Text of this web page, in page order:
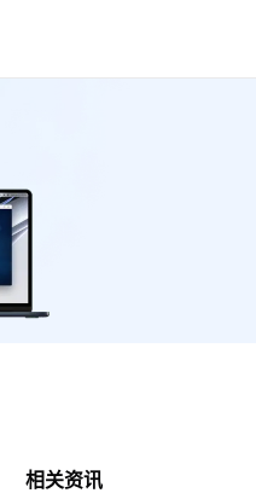
相关资讯